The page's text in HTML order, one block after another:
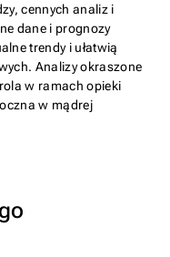
cennych analiz i
dane i prognozy
trendy i ułatwią
Analizy okraszone
w ramach opieki
w mądrej